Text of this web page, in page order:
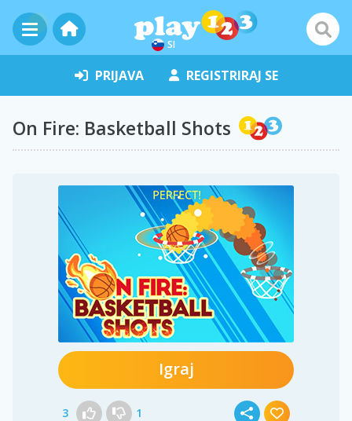
SI
PRIJAVA REGISTRIRAJ SE
On Fire: Basketball Shots
Igraj
3 1